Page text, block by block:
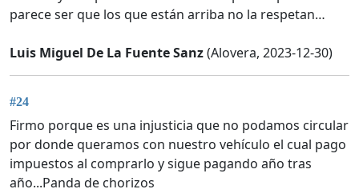
parece ser que los que están arriba no la respetan…
Luis Miguel De La Fuente Sanz(Alovera, 2023-12-30)
#24
Firmo porque es una injusticia que no podamos circular
por donde queramos con nuestro vehículo el cual pago
impuestos al comprarlo y sigue pagando año tras
año...Panda de chorizos